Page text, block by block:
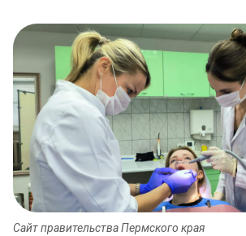
Сайт правительства Пермского края